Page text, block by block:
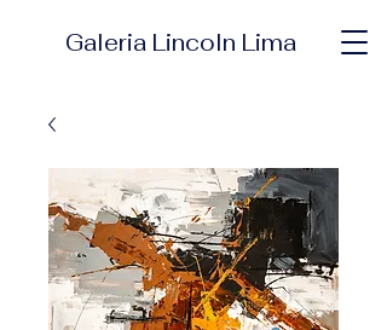
Galeria Lincoln Lima